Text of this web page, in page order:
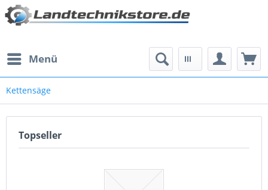
Menü
Kettensäge
Topseller